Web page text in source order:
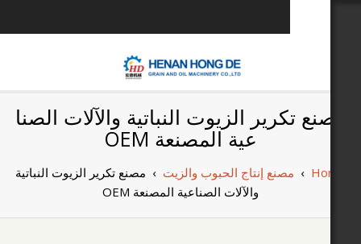
بناء مصنع إنتاج
الزيوت النباتية
الخاص بك
الزيوت النباتية والآلات الصنا
عية المصنعة OEM
إنتاج الحبوب والزيت›مصنع تكرير الزيوت النباتية
والآلات الصناعية المصنعة OEM